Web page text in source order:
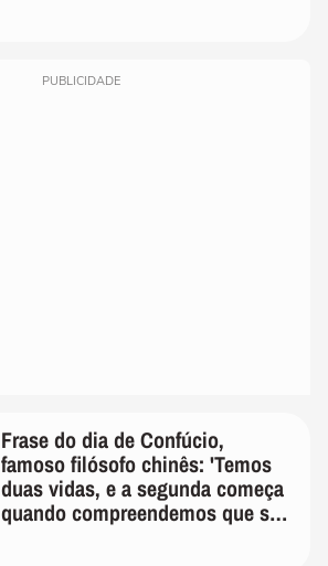
PUBLICIDADE
Frase do dia de Confúcio,
famoso filósofo chinês: 'Temos
duas vidas, e a segunda começa
quando compreendemos que só